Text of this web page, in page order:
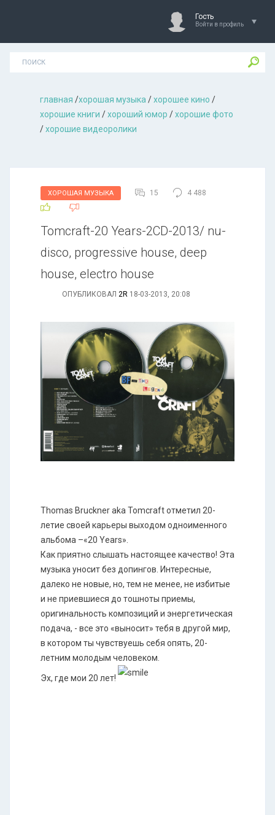
Гость
Войти в профиль
главная /хорошая музыкa /хорошее кино /
хорошие книги /хороший юмор /хорошие фото
/хорошие видеоролики
ХОРОШАЯ МУЗЫКА 15 4 488
Tomcraft-20 Years-2CD-2013/ nu-
disco, progressive house, deep
house, electro house
ОПУБЛИКОВАЛ 2R 18-03-2013, 20:08
Thomas Bruckner aka Tomcraft отметил 20-
летие своей карьеры выходом одноименного
альбома –«20 Years».
Как приятно слышать настоящее качество! Эта
музыка уносит без допингов. Интересные,
далеко не новые, но, тем не менее, не избитые
и не приевшиеся до тошноты приемы,
оригинальность композиций и энергетическая
подача, - все это «выносит» тебя в другой мир,
в котором ты чувствуешь себя опять, 20-
летним молодым человеком.
Эх, где мои 20 лет!